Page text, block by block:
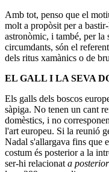
Amb tot, penso que el
molt a propòsit per a
astronòmic, i també, per la
circumdants, són el
dels ritus xamànics o de
EL GALL I LA SEVA
Els galls dels boscos
sàpiga. No tenen un cant
domèstics, i no
l'art europeu. Si la reunió
Nadal s'allargava fins que
costum és posterior a la
ser-hi relacionat a